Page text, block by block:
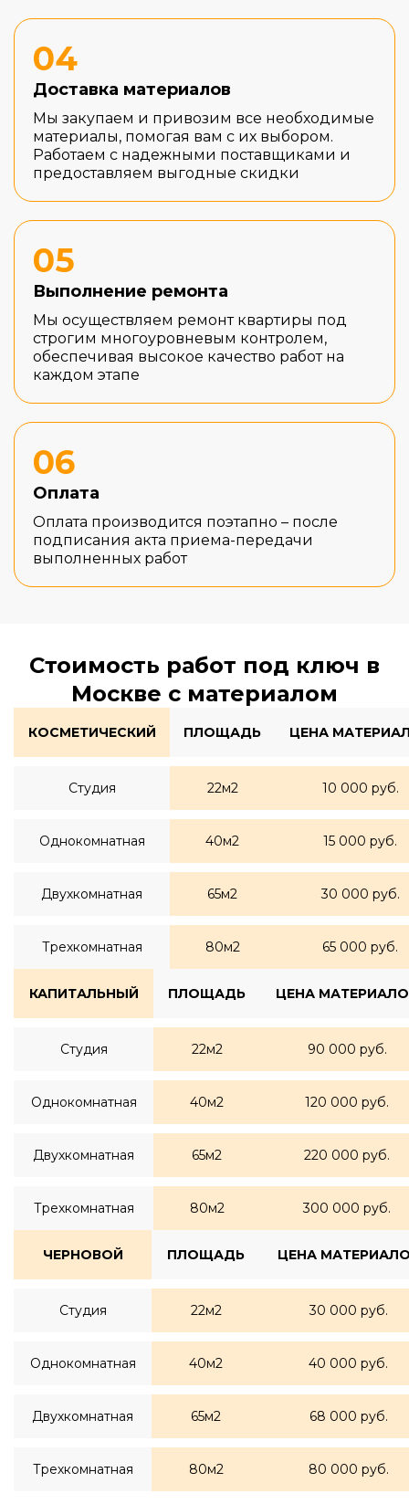
04
Доставка материалов
Мы закупаем и привозим все необходимые
материалы, помогая вам с их выбором.
Работаем с надежными поставщиками и
предоставляем выгодные скидки
05
Выполнение ремонта
Мы осуществляем ремонт квартиры под
строгим многоуровневым контролем,
обеспечивая высокое качество работ на
каждом этапе
06
Оплата
Оплата производится поэтапно – после
подписания акта приема-передачи
выполненных работ
Стоимость работ под ключ в
Москве с материалом
КОСМЕТИЧЕСКИЙ ПЛОЩАДЬ ЦЕНА
Студия 22м2 10 000 руб.
Однокомнатная 40м2 15 000 руб.
Двухкомнатная 65м2 30 000 руб.
Трехкомнатная 80м2 65 000 руб.
КАПИТАЛЬНЫЙ ПЛОЩАДЬ ЦЕНА
Студия 22м2 90 000 руб.
Однокомнатная 40м2 120 000 руб.
Двухкомнатная 65м2 220 000 руб.
Трехкомнатная 80м2 300 000 руб.
ЧЕРНОВОЙ ПЛОЩАДЬ ЦЕНА
Студия 22м2 30 000 руб.
Однокомнатная 40м2 40 000 руб.
Двухкомнатная 65м2 68 000 руб.
Трехкомнатная 80м2 80 000 руб.